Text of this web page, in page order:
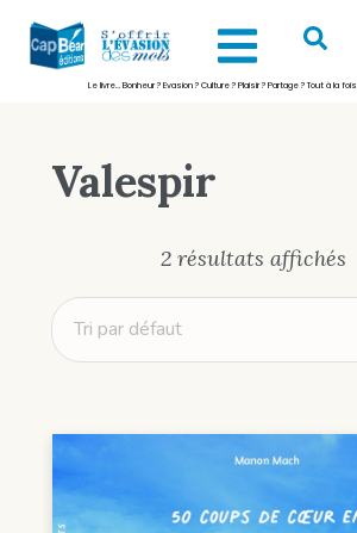
Le livre… Bonheur ? Evasion ? Culture ? Plaisir ? Partage ? Tout à la
Valespir
2 résultats affichés